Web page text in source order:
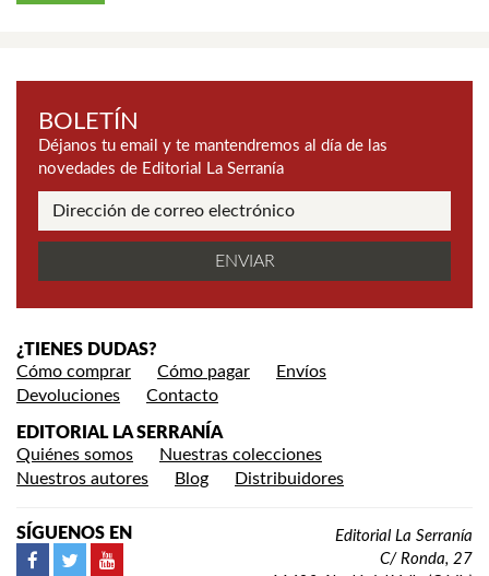
BOLETÍN
Déjanos tu email y te mantendremos al día de las
novedades de Editorial La Serranía
¿TIENES DUDAS?
Cómo comprar
Cómo pagar
Envíos
Devoluciones
Contacto
EDITORIAL LA SERRANÍA
Quiénes somos
Nuestras colecciones
Nuestros autores
Blog Distribuidores
SÍGUENOS EN
Editorial La Serranía
C/ Ronda, 27